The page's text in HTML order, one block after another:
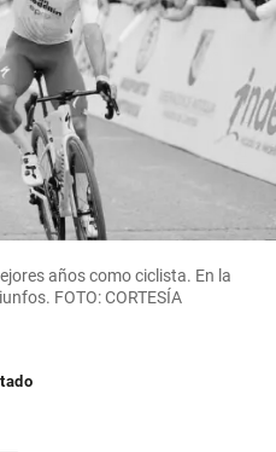
años como ciclista. En la
FOTO: CORTESÍA